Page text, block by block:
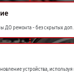
ДО ремонта - без скрытых доп.
устройства, используя